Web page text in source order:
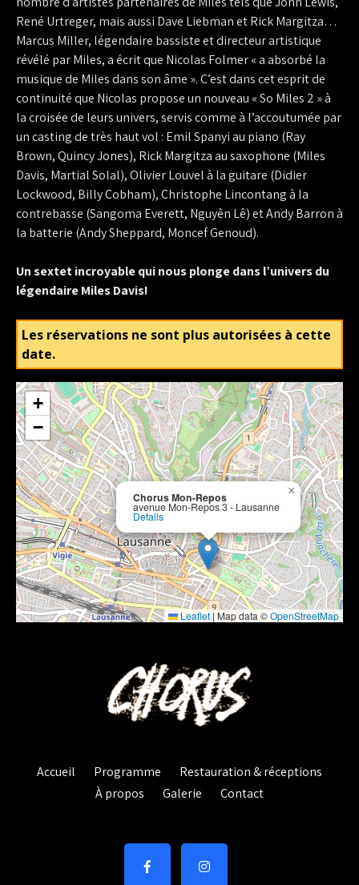
René Urtreger, mais aussi Dave Liebman et Rick Margitza…
Marcus Miller, légendaire bassiste et directeur artistique
révélé par Miles, a écrit que Nicolas Folmer « a absorbé la
musique de Miles dans son âme ». C’est dans cet esprit de
continuité que Nicolas propose un nouveau « So Miles 2 » à
la croisée de leurs univers, servis comme à l’accoutumée par
un casting de très haut vol : Emil Spanyi au piano (Ray
Brown, Quincy Jones), Rick Margitza au saxophone (Miles
Davis, Martial Solal), Olivier Louvel à la guitare (Didier
Lockwood, Billy Cobham), Christophe Lincontang à la
contrebasse (Sangoma Everett, Nguyên Lê) et Andy Barron à
la batterie (Andy Sheppard, Moncef Genoud).
Un sextet incroyable qui nous plonge dans l’univers du
légendaire Miles Davis!
Les réservations ne sont plus autorisées à cette
date.
Chorus Mon-Repos
avenue Mon-Repos 3 - Lausanne
Details
×
+
−
Leaflet | Map data ©OpenStreetMap
Accueil Programme
Restauration & réceptions
À propos
Galerie Contact